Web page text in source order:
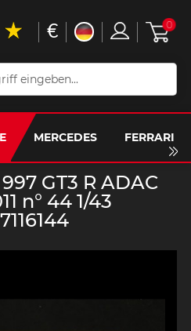
MERCEDES FERRARI
€ 0
GT3 R ADAC
n° 44 1/43